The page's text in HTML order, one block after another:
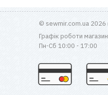
© sewmir.com.ua 2026
Графік роботи
Пн-Сб 10:00 - 17:00